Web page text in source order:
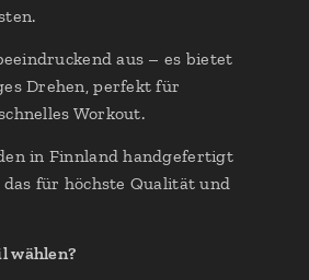
aus – es bietet
Drehen, perfekt für
Workout.
in Finnland handgefertigt
für höchste Qualität und
wählen?